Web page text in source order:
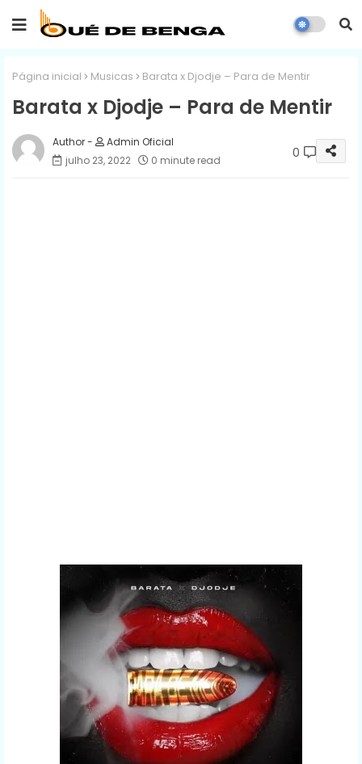
Página inicial Musicas Barata x Djodje – Para de Mentir
Barata x Djodje – Para de Mentir
Admin Oficial
julho 23, 2022
0 minute read 0